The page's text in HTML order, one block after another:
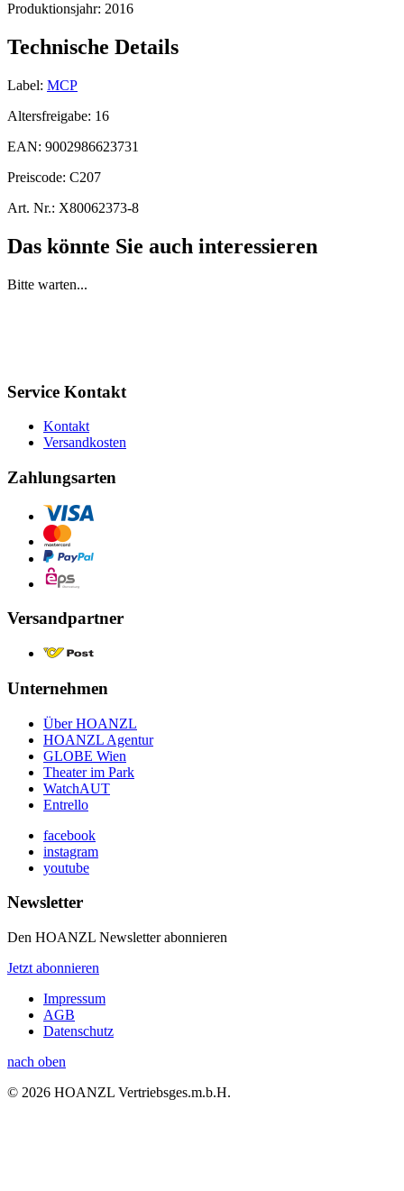
Produktionsjahr: 2016
Technische Details
Label: MCP
Altersfreigabe: 16
EAN: 9002986623731
Preiscode: C207
Art. Nr.: X80062373-8
Das könnte Sie auch interessieren
Bitte warten...
Service Kontakt
Kontakt
Versandkosten
Zahlungsarten
Versandpartner
Unternehmen
Über HOANZL
HOANZL Agentur
GLOBE Wien
Theater im Park
WatchAUT
Entrello
facebook
instagram
youtube
Newsletter
Den HOANZL Newsletter abonnieren
Jetzt abonnieren
Impressum
AGB
Datenschutz
nach oben
© 2026 HOANZL Vertriebsges.m.b.H.